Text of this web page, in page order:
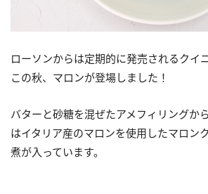
ローソンからは定期的に発売されるクイ
この秋、マロンが登場しました！
バターと砂糖を混ぜたアメフィリングか
はイタリア産のマロンを使用したマロン
煮が入っています。